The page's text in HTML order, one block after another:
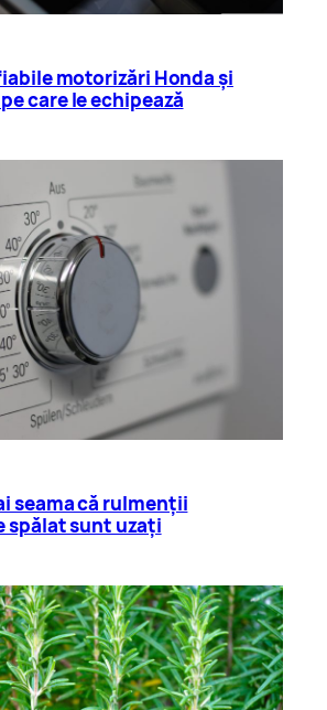
motorizări Honda și
care le echipează
seama că rulmenții
spălat sunt uzați